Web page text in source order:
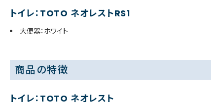
トイレ：TOTO ネオレストRS1
大便器：ホワイト
商品の特徴
トイレ：TOTO ネオレスト